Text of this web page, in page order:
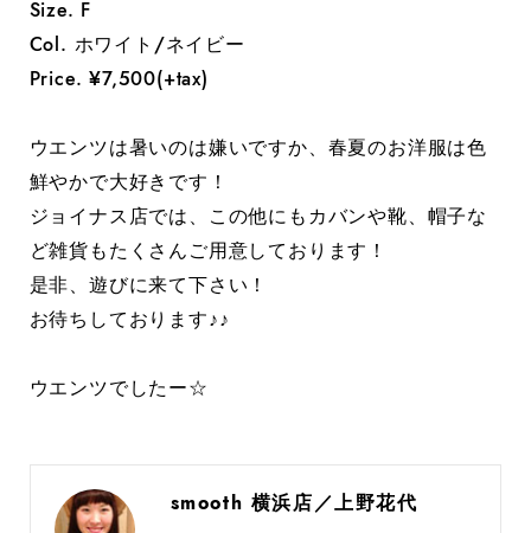
Size. F
Col. ホワイト/ネイビー
Price. ¥7,500(+tax)
ウエンツは暑いのは嫌いですか、春夏のお洋服は色
鮮やかで大好きです！
ジョイナス店では、この他にもカバンや靴、帽子な
ど雑貨もたくさんご用意しております！
是非、遊びに来て下さい！
お待ちしております♪♪
ウエンツでしたー☆
smooth 横浜店／上野花代